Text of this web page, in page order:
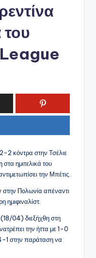
του
2 κόντρα στην Τσέλιε
ημιτελικά του
την Μπέτις.
Πολωνία απέναντι
ημιφιναλίστ.
(18/04) διεξήχθη στη
την ήττα με 1-0
1 στην παράταση να